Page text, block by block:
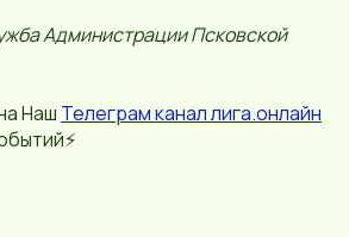
Администрации Псковской
Наш Телеграм канал лига.онлайн